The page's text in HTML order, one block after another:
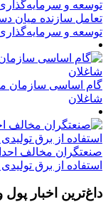
تعامل سازنده میان
توسعه و
گام اساسی سازمان
شاغلان
صنعتگران مخالف
استفاده از برق
داغ‌ترین اخبار پول